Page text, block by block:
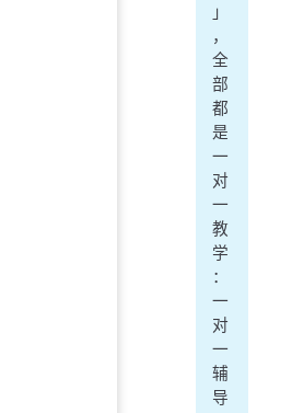
」
，
全
部
都
是
一
对
一
教
学
：
一
对
一
辅
导